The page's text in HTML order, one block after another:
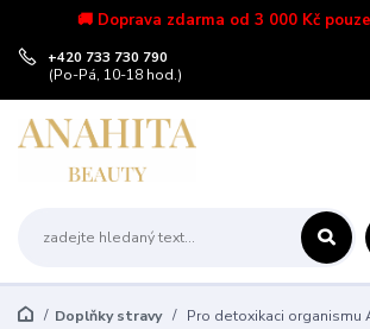
🚚 Doprava zdarma od 3 000 Kč
+420 733 730 790
(Po-Pá, 10-18 hod.)
Doplňky stravy
Pro detoxikaci organismu